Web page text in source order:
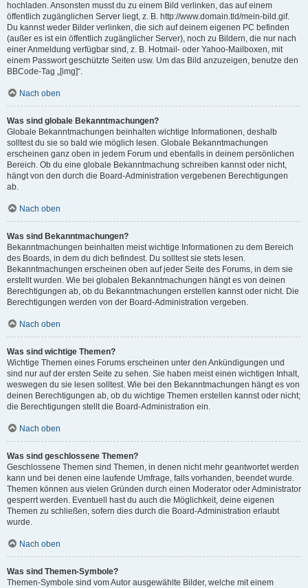
hochladen. Ansonsten musst du zu einem Bild verlinken, das auf einem
öffentlich zugänglichen Server liegt, z. B. http://www.domain.tld/mein-bild.gif.
Du kannst weder Bilder verlinken, die sich auf deinem eigenen PC befinden
(außer es ist ein öffentlich zugänglicher Server), noch zu Bildern, die nur nach
einer Anmeldung verfügbar sind, z. B. Hotmail- oder Yahoo-Mailboxen, mit
einem Passwort geschützte Seiten usw. Um das Bild anzuzeigen, benutze den
BBCode-Tag „[img]“.
Nach oben
Was sind globale Bekanntmachungen?
Globale Bekanntmachungen beinhalten wichtige Informationen, deshalb
solltest du sie so bald wie möglich lesen. Globale Bekanntmachungen
erscheinen ganz oben in jedem Forum und ebenfalls in deinem persönlichen
Bereich. Ob du eine globale Bekanntmachung schreiben kannst oder nicht,
hängt von den durch die Board-Administration vergebenen Berechtigungen
ab.
Nach oben
Was sind Bekanntmachungen?
Bekanntmachungen beinhalten meist wichtige Informationen zu dem Bereich
des Boards, in dem du dich befindest. Du solltest sie stets lesen.
Bekanntmachungen erscheinen oben auf jeder Seite des Forums, in dem sie
erstellt wurden. Wie bei globalen Bekanntmachungen hängt es von deinen
Berechtigungen ab, ob du Bekanntmachungen erstellen kannst oder nicht. Die
Berechtigungen werden von der Board-Administration vergeben.
Nach oben
Was sind wichtige Themen?
Wichtige Themen eines Forums erscheinen unter den Ankündigungen und
sind nur auf der ersten Seite zu sehen. Sie haben meist einen wichtigen Inhalt,
weswegen du sie lesen solltest. Wie bei den Bekanntmachungen hängt es von
deinen Berechtigungen ab, ob du wichtige Themen erstellen kannst oder nicht;
die Berechtigungen stellt die Board-Administration ein.
Nach oben
Was sind geschlossene Themen?
Geschlossene Themen sind Themen, in denen nicht mehr geantwortet werden
kann und bei denen eine laufende Umfrage, falls vorhanden, beendet wurde.
Themen können aus vielen Gründen durch einen Moderator oder Administrator
gesperrt werden. Eventuell hast du auch die Möglichkeit, deine eigenen
Themen zu schließen, sofern dies durch die Board-Administration erlaubt
wurde.
Nach oben
Was sind Themen-Symbole?
Themen-Symbole sind vom Autor ausgewählte Bilder, welche mit einem